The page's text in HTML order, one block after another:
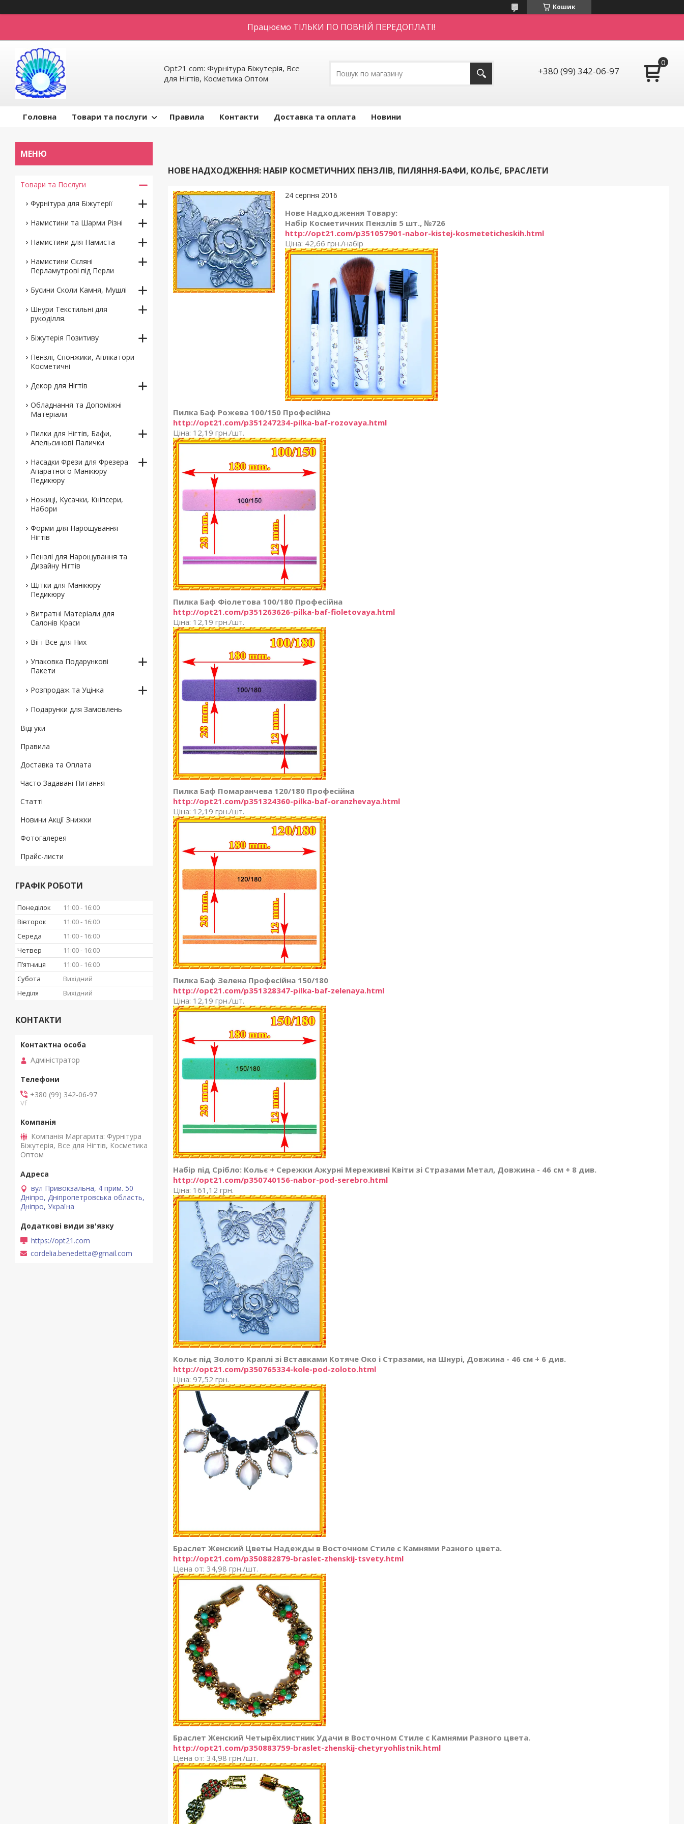
Кошик
Працюємо ТІЛЬКИ ПО ПОВНІЙ ПЕРЕДОПЛАТІ!
Opt21 com: Фурнітура Біжутерія, Все
для Нігтів, Косметика Оптом
+380 (99) 342-06-97
Головна Товари та послуги Правила Контакти Доставка та оплата Новини
НОВЕ НАДХОДЖЕННЯ: НАБІР КОСМЕТИЧНИХ ПЕНЗЛІВ, ПИЛЯННЯ-БАФИ, КОЛЬЄ, БРАСЛЕТИ
24 серпня 2016
Нове Надходження Товару:
Набір Косметичних Пензлів 5 шт., №726
http://opt21.com/p351057901-nabor-kistej-kosmeteticheskih.html
Ціна: 42,66 грн./набір
Пилка Баф Рожева 100/150 Професійна
http://opt21.com/p351247234-pilka-baf-rozovaya.html
Ціна: 12,19 грн./шт.
Пилка Баф Фіолетова 100/180 Професійна
http://opt21.com/p351263626-pilka-baf-fioletovaya.html
Ціна: 12,19 грн./шт.
Пилка Баф Помаранчева 120/180 Професійна
http://opt21.com/p351324360-pilka-baf-oranzhevaya.html
Ціна: 12,19 грн./шт.
Пилка Баф Зелена Професійна 150/180
http://opt21.com/p351328347-pilka-baf-zelenaya.html
Ціна: 12,19 грн./шт.
Набір під Срібло: Кольє + Сережки Ажурні Мереживні Квіти зі Стразами Метал, Довжина - 46 см + 8 див.
http://opt21.com/p350740156-nabor-pod-serebro.html
Ціна: 161,12 грн.
Кольє під Золото Краплі зі Вставками Котяче Око і Стразами, на Шнурі, Довжина - 46 см + 6 див.
http://opt21.com/p350765334-kole-pod-zoloto.html
Ціна: 97,52 грн.
Браслет Женский Цветы Надежды в Восточном Стиле с Камнями Разного цвета.
http://opt21.com/p350882879-braslet-zhenskij-tsvety.html
Цена от: 34,98 грн./шт.
Браслет Женский Четырёхлистник Удачи в Восточном Стиле с Камнями Разного цвета.
http://opt21.com/p350883759-braslet-zhenskij-chetyryohlistnik.html
Цена от: 34,98 грн./шт.
Товари та Послуги
Фурнітура для Біжутерії
Намистини та Шарми Різні
Намистини для Намиста
Намистини Скляні
Перламутрові під Перли
Бусини Сколи Камня, Мушлі
Шнури Текстильні для
рукоділля.
Біжутерія Позитиву
Пензлі, Спонжики, Аплікатори
Косметичні
Декор для Нігтів
Обладнання та Допоміжні
Матеріали
Пилки для Нігтів, Бафи,
Апельсинові Палички
Насадки Фрези для Фрезера
Апаратного Манікюру
Педикюру
Ножиці, Кусачки, Кніпсери,
Набори
Форми для Нарощування
Нігтів
Пензлі для Нарощування та
Дизайну Нігтів
Щітки для Манікюру
Педикюру
Витратні Матеріали для
Салонів Краси
Вії і Все для Них
Упаковка Подарункові
Пакети
Розпродаж та Уцінка
Подарунки для Замовлень
Відгуки
Правила
Доставка та Оплата
Часто Задавані Питання
Статті
Новини Акції Знижки
Фотогалерея
Прайс-листи
ГРАФІК РОБОТИ
Понеділок 11:00
16:00
Вівторок
11:00
16:00
Середа
11:00
16:00
Четвер
11:00
16:00
Пʼятниця
11:00
16:00
Субота
Вихідний
Неділя
Вихідний
КОНТАКТИ
Адміністратор
+380 (99) 342-06-97
Vf
Компанія Маргарита: Фурнітура
Біжутерія, Все для Нігтів, Косметика
Оптом
вул Привокзальна, 4 прим. 50
Дніпро, Дніпропетровська область,
Дніпро, Україна
https://opt21.com
cordelia.benedetta@gmail.com